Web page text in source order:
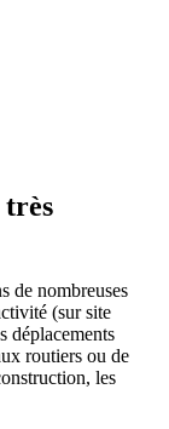
de nombreuses
(sur site
déplacements
routiers ou de
les